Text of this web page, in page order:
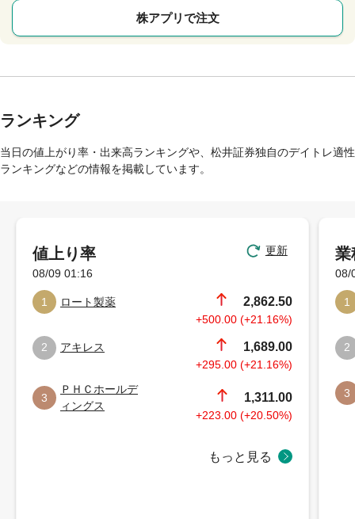
株アプリで注文
ランキング
当日の値上がり率・出来高ランキングや、松井証券独自のデイトレ適性
ランキングなどの情報を掲載しています。